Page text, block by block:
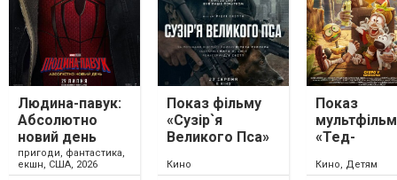
Людина-павук:
Абсолютно
новий день
пригоди, фантастика,
екшн, США, 2026
Показ фільму
«Сузір`я
Великого Пса»
Кино
Показ
«Тед-
магічна
Кино, Детям